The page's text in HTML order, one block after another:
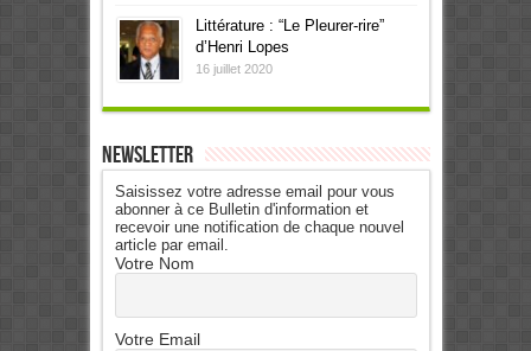
Littérature : “Le Pleurer-rire”
d’Henri Lopes
16 juillet 2020
Newsletter
Saisissez votre adresse email pour vous
abonner à ce Bulletin d'information et
recevoir une notification de chaque nouvel
article par email.
Votre Nom
Votre Email